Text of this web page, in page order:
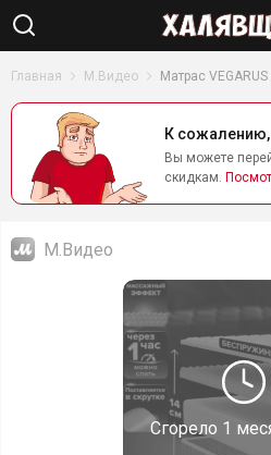
Главная М.Видео Матрас
К сожалению,
Вы можете
скидкам.
Сгорело 1
М.Видео